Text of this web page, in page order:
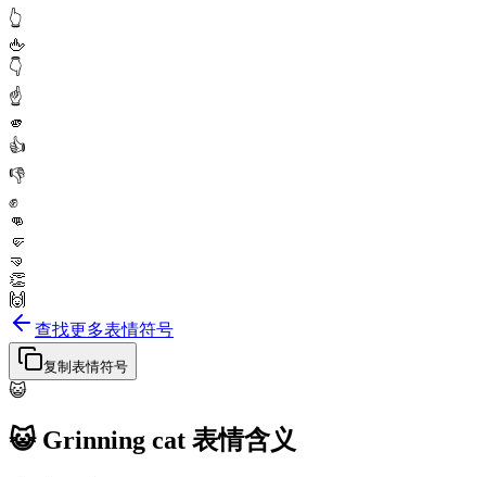
👆
🖕
👇
☝️
🫵
👍
👎
✊
👊
🤛
🤜
👏
🙌
查找更多表情符号
复制表情符号
😺
😺 Grinning cat 表情含义